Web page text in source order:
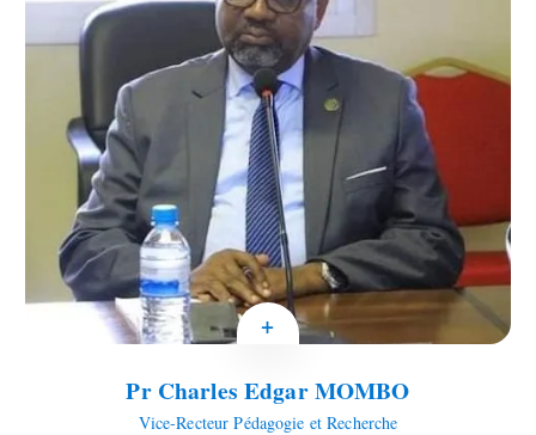
+
Pr Charles Edgar MOMBO
Vice-Recteur Pédagogie et Recherche